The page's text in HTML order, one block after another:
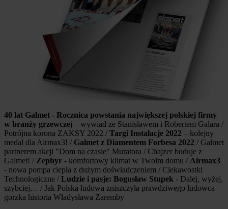
40 lat Galmet - Rocznica powstania największej polskiej firmy
w branży grzewczej – wywiad ze Stanisławem i Robertem Galara /
Potrójna korona ZAKSY 2022 / Targi Instalacje 2022 – kolejny
medal dla Airmax3! / Galmet z Diamentem Forbesa 2022 / Galmet
partnerem akcji "Dom na czasie" Muratora / Chajzer buduje z
Galmet! / Zephyr - komfortowy klimat w Twoim domu / Airmax3
- nowa pompa ciepła z dużym doświadczeniem / Ciekawostki
Technologiczne / Ludzie i pasje: Bogusław Stupek - Dalej, wyżej,
szybciej… / Jak Polska ludowa zniszczyła prawdziwego ludowca
gorzka historia Władysława Zaremby